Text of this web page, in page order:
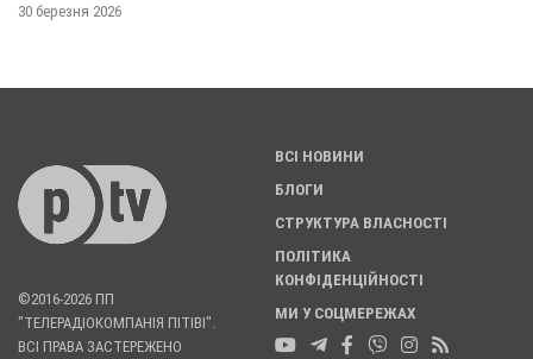
30 березня 2026
©2016-2026 ПП
"ТЕЛЕРАДІОКОМПАНІЯ ПІТІВІ".
ВСІ ПРАВА ЗАСТЕРЕЖЕНО
ВСІ НОВИНИ
БЛОГИ
СТРУКТУРА ВЛАСНОСТІ
ПОЛІТИКА
КОНФІДЕНЦІЙНОСТІ
МИ У СОЦМЕРЕЖАХ